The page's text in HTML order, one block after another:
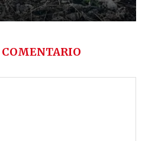
COMENTARIO